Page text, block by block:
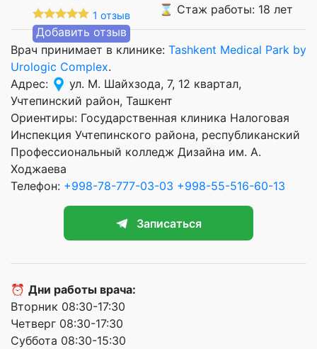
1 отзыв
Добавить отзыв
⌛ Стаж работы: 18 лет
Врач принимает в клинике: Tashkent Medical Park by
Urologic Complex.
Адрес:
ул. М. Шайхзода, 7, 12 квартал,
Учтепинский район, Ташкент
Ориентиры: Государственная клиника Налоговая
Инспекция Учтепинского района, республиканский
Профессиональный колледж Дизайна им. А.
Ходжаева
Телефон: +998-78-777-03-03 +998-55-516-60-13
Записаться
⏰ Дни работы врача:
Вторник 08:30-17:30
Четверг 08:30-17:30
Суббота 08:30-15:30